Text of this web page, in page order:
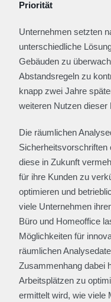
Priorität
Unternehmen setzten
unterschiedliche
Gebäuden zu
Abstandsregeln zu
knapp zwei Jahre
weiteren Nutzen dieser
Die räumlichen
Sicherheitsvorschriften
diese in Zukunft
für ihre Kunden zu
optimieren und
viele Unternehmen
Büro und Homeoffice
Möglichkeiten für
räumlichen
Zusammenhang dabei
Arbeitsplätzen zu
ermittelt wird, wie viele